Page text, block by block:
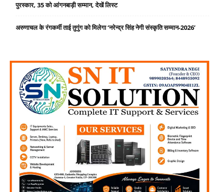
पुरस्कार, 35 को आंगनबाड़ी सम्मान, देखें लिस्ट
अरुणाचल के रंगकर्मी ताई तुगुंग को मिलेगा ‘नरेन्द्र सिंह नेगी संस्कृति सम्मान-2026’